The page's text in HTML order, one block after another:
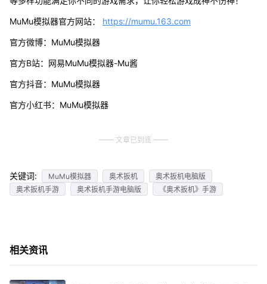
MuMu模拟器官方网站： https://mumu.163.com
官方微博：MuMu模拟器
官方B站：网易MuMu模拟器-Mu酱
官方抖音：MuMu模拟器
官方小红书：MuMu模拟器
文章已到底
关键词: MuMu模拟器 奥术扳机
奥术扳机电脑版
奥术扳机手游
奥术扳机手游电脑版 《奥术扳机》手游
相关资讯